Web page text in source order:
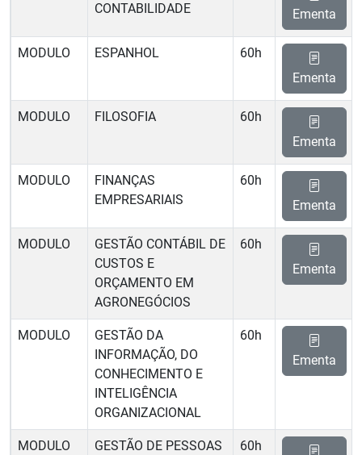
CONTABILIDADE
Ementa
MODULO ESPANHOL
60h
Ementa
MODULO FILOSOFIA
60h
Ementa
MODULO
FINANÇAS
EMPRESARIAIS
60h
Ementa
MODULO
GESTÃO CONTÁBIL DE
CUSTOS E
ORÇAMENTO EM
AGRONEGÓCIOS
60h
Ementa
MODULO
GESTÃO DA
INFORMAÇÃO, DO
CONHECIMENTO E
INTELIGÊNCIA
ORGANIZACIONAL
60h
Ementa
MODULO
GESTÃO DE PESSOAS
60h